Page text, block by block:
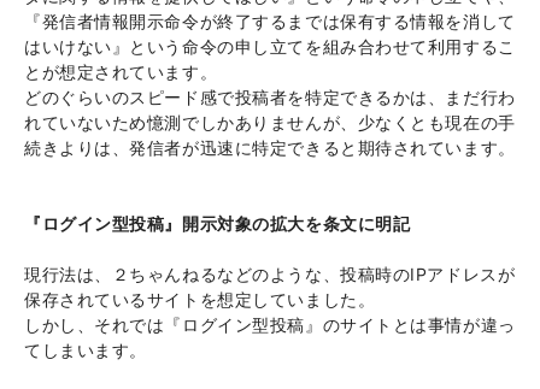
『発信者情報開示命令が終了するまでは保有する情報を消して
はいけない』という命令の申し立てを組み合わせて利用するこ
とが想定されています。
どのぐらいのスピード感で投稿者を特定できるかは、まだ行わ
れていないため憶測でしかありませんが、少なくとも現在の手
続きよりは、発信者が迅速に特定できると期待されています。
『ログイン型投稿』開示対象の拡大を条文に明記
現行法は、２ちゃんねるなどのような、投稿時のIPアドレスが
保存されているサイトを想定していました。
しかし、それでは『ログイン型投稿』のサイトとは事情が違っ
てしまいます。